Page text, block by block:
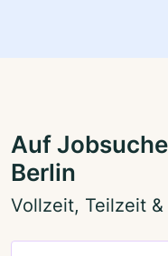
Auf
Berlin
Vollzeit, Teilzeit